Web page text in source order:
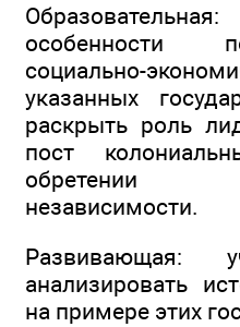
особенности
социально-
указанных
раскрыть роль
пост
обретении
независимости.
Развивающая:
анализировать
на примере этих